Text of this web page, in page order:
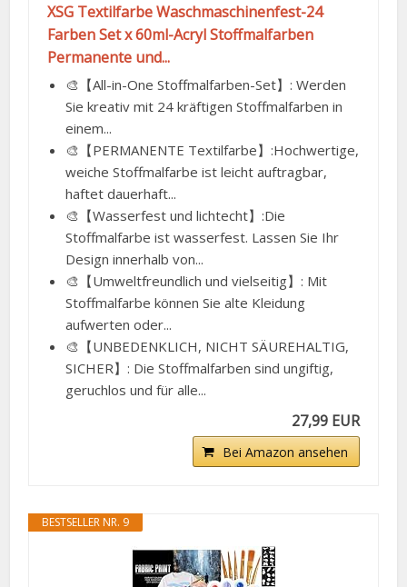
XSG Textilfarbe Waschmaschinenfest-24
Farben Set x 60ml-Acryl Stoffmalfarben
Permanente und...
🎨【All-in-One Stoffmalfarben-Set】: Werden
Sie kreativ mit 24 kräftigen Stoffmalfarben in
einem...
🎨【PERMANENTE Textilfarbe】:Hochwertige,
weiche Stoffmalfarbe ist leicht auftragbar,
haftet dauerhaft...
🎨【Wasserfest und lichtecht】:Die
Stoffmalfarbe ist wasserfest. Lassen Sie Ihr
Design innerhalb von...
🎨【Umweltfreundlich und vielseitig】: Mit
Stoffmalfarbe können Sie alte Kleidung
aufwerten oder...
🎨【UNBEDENKLICH, NICHT SÄUREHALTIG,
SICHER】: Die Stoffmalfarben sind ungiftig,
geruchlos und für alle...
27,99 EUR
Bei Amazon ansehen
BESTSELLER NR. 9